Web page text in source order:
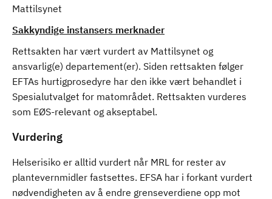
Mattilsynet
Sakkyndige instansers merknader
Rettsakten har vært vurdert av Mattilsynet og
ansvarlig(e) departement(er). Siden rettsakten følger
EFTAs hurtigprosedyre har den ikke vært behandlet i
Spesialutvalget for matområdet. Rettsakten vurderes
som EØS-relevant og akseptabel.
Vurdering
Helserisiko er alltid vurdert når MRL for rester av
plantevernmidler fastsettes. EFSA har i forkant vurdert
nødvendigheten av å endre grenseverdiene opp mot